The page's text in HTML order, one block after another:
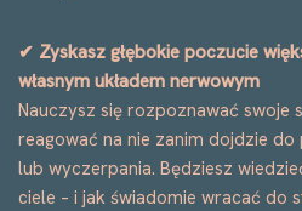
✔ Zyskasz głębokie poczucie
własnym układem nerwowym
Nauczysz się rozpoznawać swoje
reagować na nie zanim dojdzie
lub wyczerpania. Będziesz
ciele – i jak świadomie wracać do